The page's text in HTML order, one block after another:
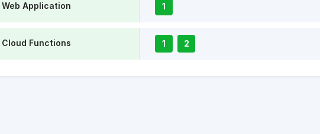
Web Application 1
Cloud Functions 1 2